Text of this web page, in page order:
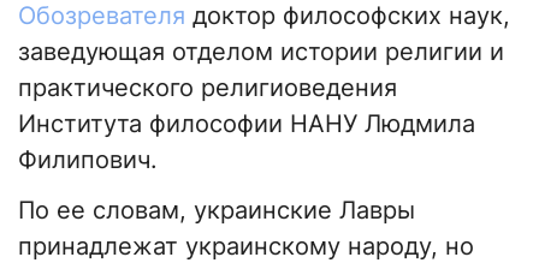
Обозревателя доктор философских наук,
заведующая отделом истории религии и
практического религиоведения
Института философии НАНУ Людмила
Филипович.
По ее словам, украинские Лавры
принадлежат украинскому народу, но